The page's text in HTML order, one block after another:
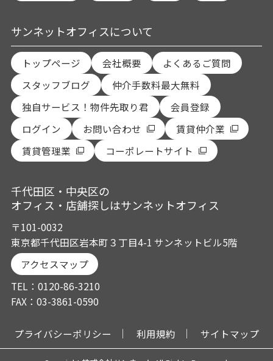
サンネットオフィスについて
トップページ 会社概要
よくあるご質問
スタッフブログ
仲介手数料最大無料
独自サービス！物件先取り君
会員登録
ログイン
お問い合わせ
賃貸仲介業
賃貸管理業
コーポレートサイト
千代田区・中央区の
オフィス・店舗探しはサンネットオフィス
〒101-0032
東京都千代田区岩本町３丁目4-1 サンネットビル5階
アクセスマップ
TEL：0120-86-3210
FAX：03-3861-0590
プライバシーポリシー 利用規約 サイトマップ